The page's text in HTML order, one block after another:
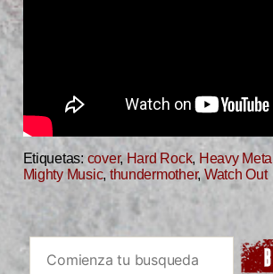
Etiquetas: cover,Hard Rock, Heavy Metal
Mighty Music, thundermother,Watch Out